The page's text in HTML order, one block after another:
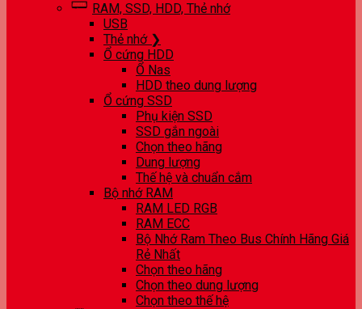
RAM, SSD, HDD, Thẻ nhớ
USB
Thẻ nhớ ❯
Ổ cứng HDD
Ổ Nas
HDD theo dung lượng
Ổ cứng SSD
Phụ kiện SSD
SSD gắn ngoài
Chọn theo hãng
Dung lượng
Thế hệ và chuẩn cắm
Bộ nhớ RAM
RAM LED RGB
RAM ECC
Bộ Nhớ Ram Theo Bus Chính Hãng Giá
Rẻ Nhất
Chọn theo hãng
Chọn theo dung lượng
Chọn theo thế hệ